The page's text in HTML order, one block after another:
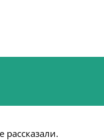
рассказали.